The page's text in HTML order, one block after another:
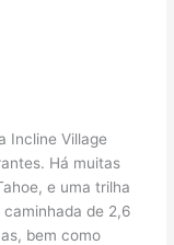
Incline Village
Há muitas
e uma trilha
caminhada de 2,6
bem como